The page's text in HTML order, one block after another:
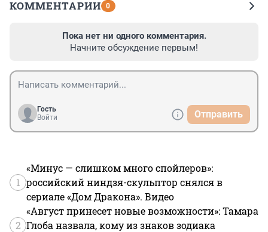
КОММЕНТАРИИ 0
Пока нет ни одного комментария.
Начните обсуждение первым!
Гость
Войти
Отправить
1
«Минус — слишком много спойлеров»:
российский ниндзя-скульптор снялся в
сериале «Дом Дракона». Видео
2
«Август принесет новые возможности»: Тамара
Глоба назвала, кому из знаков зодиака